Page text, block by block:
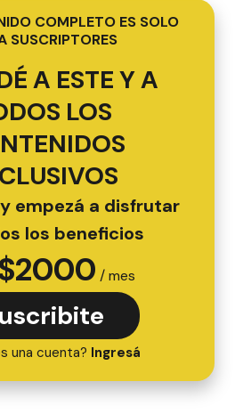
COMPLETO ES SOLO
SUSCRIPTORES
A ESTE Y A
LOS
empezá a disfrutar
los beneficios
2000 / mes
una cuenta? Ingresá